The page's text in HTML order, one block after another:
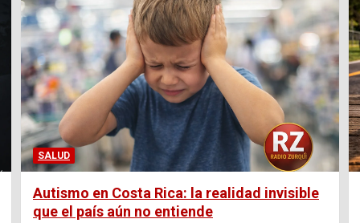
SALUD
Autismo en Costa Rica: la realidad invisible
que el país aún no entiende